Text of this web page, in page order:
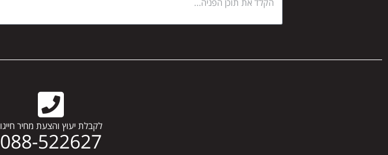
לקבלת יעוץ והצעת מחיר חייגו
088-522627